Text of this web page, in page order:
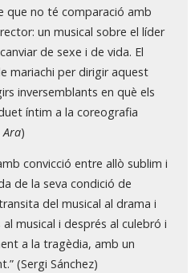
que no té comparació amb
un musical sobre el líder
de sexe i de vida. El
mariachi per dirigir aquest
inversemblants en què els
íntim a la coreografia
Ara)
convicció entre allò sublim i
de la seva condició de
del musical al drama i
musical i després al culebró i
a la tragèdia, amb un
(Sergi Sánchez)